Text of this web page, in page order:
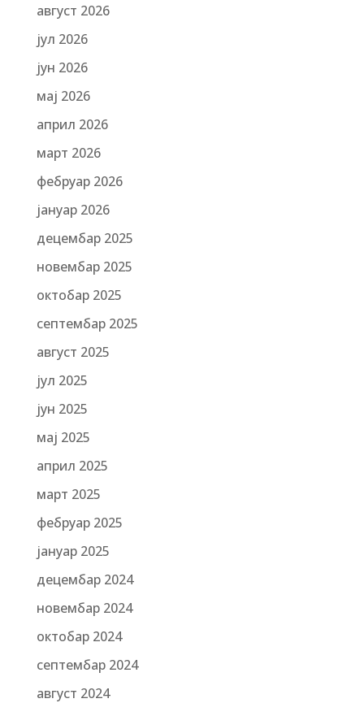
август 2026
јул 2026
јун 2026
мај 2026
април 2026
март 2026
фебруар 2026
јануар 2026
децембар 2025
новембар 2025
октобар 2025
септембар 2025
август 2025
јул 2025
јун 2025
мај 2025
април 2025
март 2025
фебруар 2025
јануар 2025
децембар 2024
новембар 2024
октобар 2024
септембар 2024
август 2024